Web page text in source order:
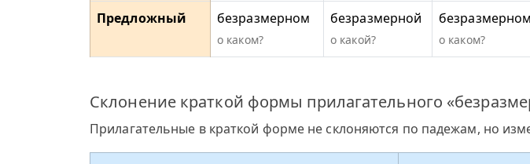
Предложный безразмерном
о каком?
безразмерной
о какой?
безразмерном
о каком?
Склонение краткой формы прилагательного
Прилагательные в краткой форме не склоняются по падежам, но